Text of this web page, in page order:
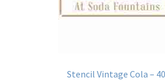
Stencil Vintage Cola –